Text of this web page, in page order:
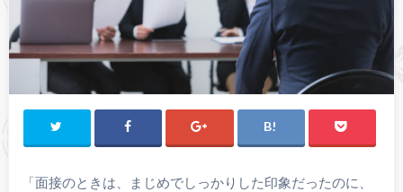
「面接のときは、まじめでしっかりした印象だったのに、